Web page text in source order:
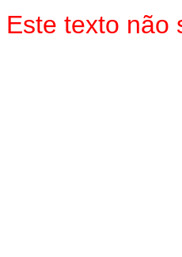
Este texto não